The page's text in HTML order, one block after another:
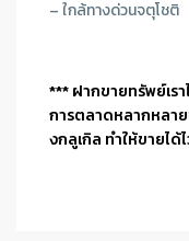
– ใกล้ทางด่วนจตุโชติ
*** ฝากขายทรัพย์เ
การตลาดหลากหลา
งกลูเกิล ทำให้ขายได้